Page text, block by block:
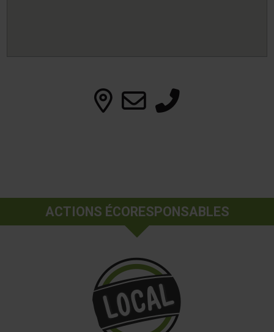
ACTIONS ÉCORESPONSABLES